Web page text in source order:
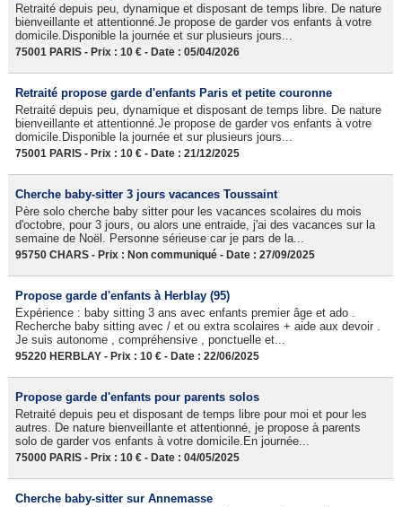
Retraité depuis peu, dynamique et disposant de temps libre. De nature
bienveillante et attentionné.Je propose de garder vos enfants à votre
domicile.Disponible la journée et sur plusieurs jours...
75001 PARIS - Prix : 10 € - Date : 05/04/2026
Retraité propose garde d'enfants Paris et petite couronne
Retraité depuis peu, dynamique et disposant de temps libre. De nature
bienveillante et attentionné.Je propose de garder vos enfants à votre
domicile.Disponible la journée et sur plusieurs jours...
75001 PARIS - Prix : 10 € - Date : 21/12/2025
Cherche baby-sitter 3 jours vacances Toussaint
Père solo cherche baby sitter pour les vacances scolaires du mois
d'octobre, pour 3 jours, ou alors une entraide, j'ai des vacances sur la
semaine de Noël. Personne sérieuse car je pars de la...
95750 CHARS - Prix : Non communiqué - Date : 27/09/2025
Propose garde d'enfants à Herblay (95)
Expérience : baby sitting 3 ans avec enfants premier âge et ado .
Recherche baby sitting avec / et ou extra scolaires + aide aux devoir .
Je suis autonome , compréhensive , ponctuelle et...
95220 HERBLAY - Prix : 10 € - Date : 22/06/2025
Propose garde d'enfants pour parents solos
Retraité depuis peu et disposant de temps libre pour moi et pour les
autres. De nature bienveillante et attentionné, je propose à parents
solo de garder vos enfants à votre domicile.En journée...
75000 PARIS - Prix : 10 € - Date : 04/05/2025
Cherche baby-sitter sur Annemasse